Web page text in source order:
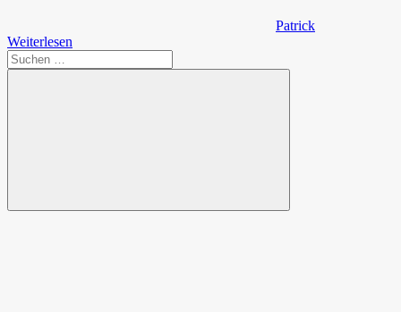
Patrick
Weiterlesen
Suchen
nach:
Suchen